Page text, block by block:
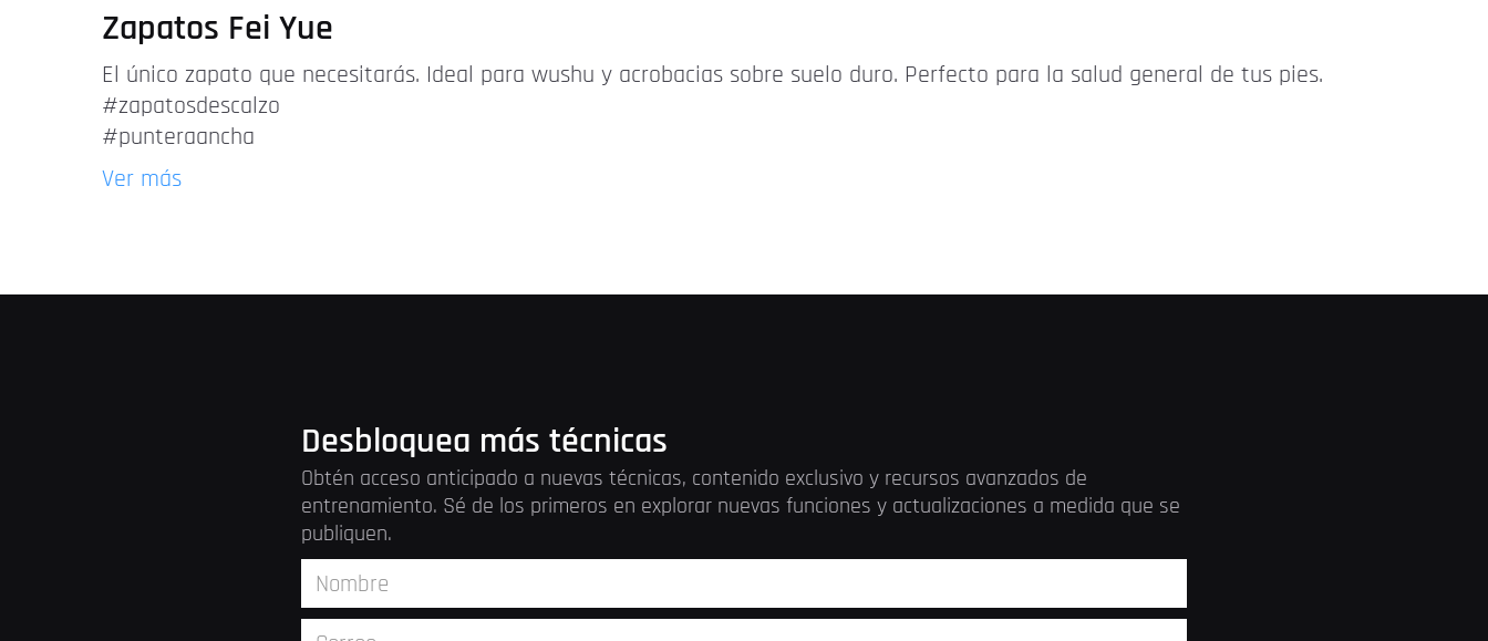
Zapatos Fei Yue
El único zapato que necesitarás. Ideal para wushu y acrobacias sobre suelo duro. Perfecto para la salud general de tus pies.
#zapatosdescalzo
#punteraancha
Ver más
Desbloquea más técnicas
Obtén acceso anticipado a nuevas técnicas, contenido exclusivo y recursos avanzados de
entrenamiento. Sé de los primeros en explorar nuevas funciones y actualizaciones a medida que se
publiquen.